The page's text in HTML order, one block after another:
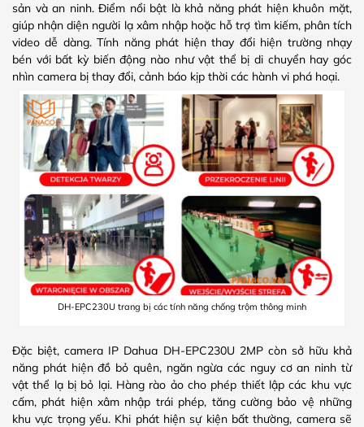
sản và an ninh. Điểm nổi bật là khả năng phát hiện khuôn mặt,
giúp nhận diện người lạ xâm nhập hoặc hỗ trợ tìm kiếm, phân tích
video dễ dàng. Tính năng phát hiện thay đổi hiện trường nhạy
bén với bất kỳ biến động nào như vật thể bị di chuyển hay góc
nhìn camera bị thay đổi, cảnh báo kịp thời các hành vi phá hoại.
DH-EPC230U trang bị các tính năng chống trộm thông minh
Đặc biệt, camera IP Dahua DH-EPC230U 2MP còn sở hữu khả
năng phát hiện đồ bỏ quên, ngăn ngừa các nguy cơ an ninh từ
vật thể lạ bị bỏ lại. Hàng rào ảo cho phép thiết lập các khu vực
cấm, phát hiện xâm nhập trái phép, tăng cường bảo vệ những
khu vực trọng yếu. Khi phát hiện sự kiện bất thường, camera sẽ